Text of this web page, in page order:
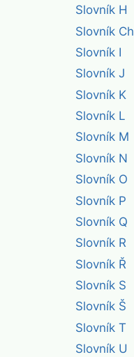
Slovník H
Slovník Ch
Slovník I
Slovník J
Slovník K
Slovník L
Slovník M
Slovník N
Slovník O
Slovník P
Slovník Q
Slovník R
Slovník Ř
Slovník S
Slovník Š
Slovník T
Slovník U